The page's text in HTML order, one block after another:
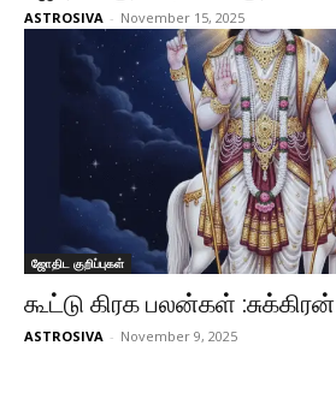
ASTROSIVA - November 15, 2025
ஜோதிட குறிப்புகள்
கூட்டு கிரக பலன்கள் :சுக்கிரன்
ASTROSIVA - November 9, 2025